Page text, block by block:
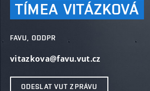
TÍMEA VITÁZKOVÁ
FAVU, ODDPR
vitazkova@favu.vut.cz
ODESLAT VUT ZPRÁVU